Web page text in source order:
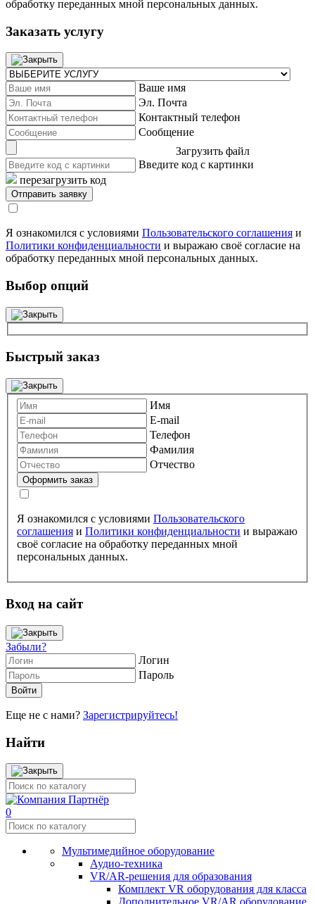
обработку переданных мной персональных данных.
Заказать услугу
Ваше имя
Эл. Почта
Контактный телефон
Сообщение
Загрузить файл
Введите код с картинки
перезагрузить код
Я ознакомился с условиями Пользовательского соглашения и
Политики конфиденциальности и выражаю своё согласие на
обработку переданных мной персональных данных.
Выбор опций
Быстрый заказ
Имя
E-mail
Телефон
Фамилия
Отчество
Я ознакомился с условиями Пользовательского
соглашения и Политики конфиденциальности и выражаю
своё согласие на обработку переданных мной
персональных данных.
Вход на сайт
Забыли?
Логин
Пароль
Еще не с нами? Зарегистрируйтесь!
Найти
0
Мультимедийное оборудование
Аудио-техника
VR/AR-решения для образования
Комплект VR оборудования для класса